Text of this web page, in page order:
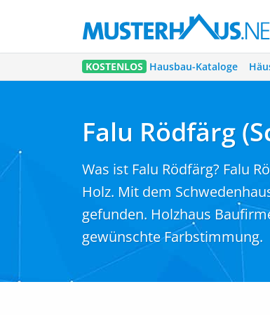
KOSTENLOS Hausbau-Kataloge
Falu Rödfärg
Was ist Falu Rödfärg? Falu
Holz. Mit dem
gefunden. Holzhaus
gewünschte Farbstimmung.